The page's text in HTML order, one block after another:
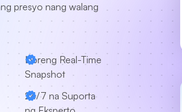
presyo nang walang
Libreng Real-Time
Snapshot
24/7 na Suporta